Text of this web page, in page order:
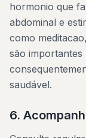
hormonio que
abdominal e
como
são
saudável.
6.